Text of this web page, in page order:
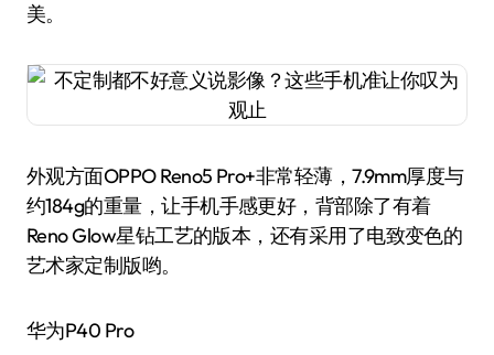
美。
外观方面OPPO Reno5 Pro+非常轻薄，7.9mm厚度与
约184g的重量，让手机手感更好，背部除了有着
Reno Glow星钻工艺的版本，还有采用了电致变色的
艺术家定制版哟。
华为P40 Pro